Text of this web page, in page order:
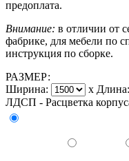
предоплата.
Внимание: в отличии от
фабрике, для мебели по
инструкция по сборке.
РАЗМЕР:
Ширина:
x Длина:
ЛДСП - Расцветка